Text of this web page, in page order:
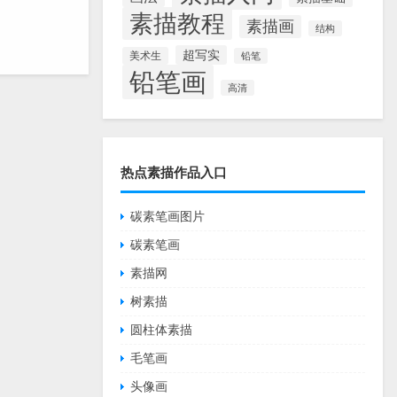
素描教程 素描画 结构
美术生 超写实 铅笔
铅笔画 高清
热点素描作品入口
碳素笔画图片
碳素笔画
素描网
树素描
圆柱体素描
毛笔画
头像画